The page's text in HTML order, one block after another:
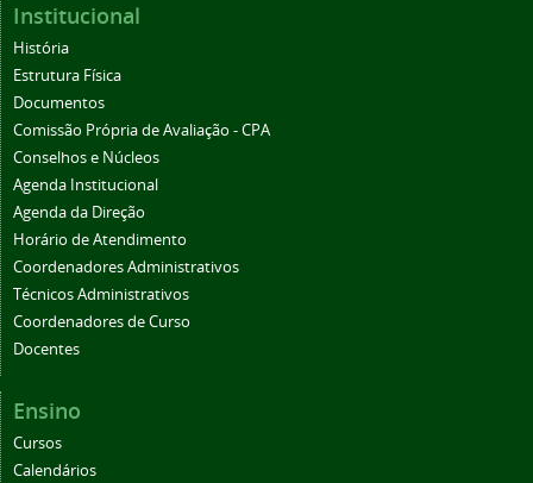
Institucional
História
Estrutura Física
Documentos
Comissão Própria de Avaliação - CPA
Conselhos e Núcleos
Agenda Institucional
Agenda da Direção
Horário de Atendimento
Coordenadores Administrativos
Técnicos Administrativos
Coordenadores de Curso
Docentes
Ensino
Cursos
Calendários